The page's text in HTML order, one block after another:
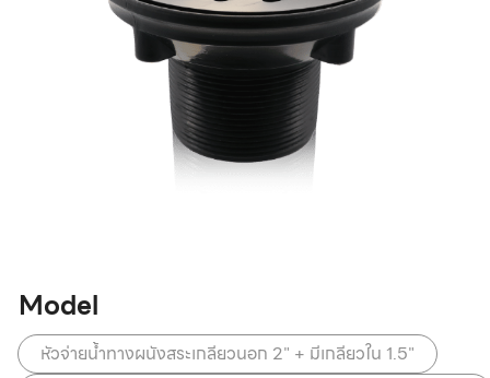
Model
หัวจ่ายน้ำทางผนังสระเกลียวนอก 2" + มีเกลียวใน 1.5"